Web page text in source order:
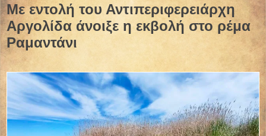
Με εντολή του Αντιπεριφερειάρχη
Αργολίδα άνοιξε η εκβολή στο ρέμα
Ραμαντάνι